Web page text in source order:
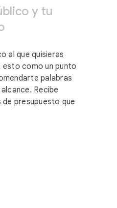
y tu
al que quisieras
esto como un punto
palabras
Recibe
presupuesto que